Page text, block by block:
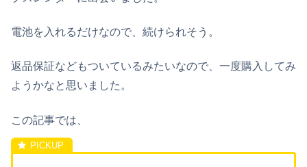
電池を入れるだけなので、続けられそう。
返品保証などもついているみたいなので、一度購入してみ
ようかなと思いました。
この記事では、